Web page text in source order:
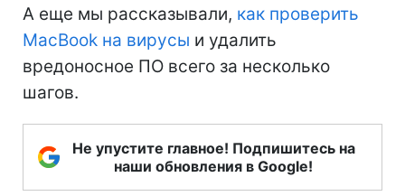
А еще мы рассказывали, как проверить
MacBook на вирусы и удалить
вредоносное ПО всего за несколько
шагов.
Не упустите главное! Подпишитесь на
наши обновления в Google!